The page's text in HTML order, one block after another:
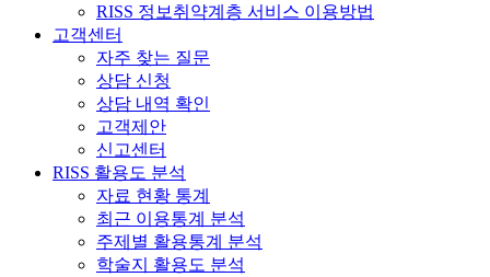
RISS 정보취약계층 서비스 이용방법
고객센터
자주 찾는 질문
상담 신청
상담 내역 확인
고객제안
신고센터
RISS 활용도 분석
자료 현황 통계
최근 이용통계 분석
주제별 활용통계 분석
학술지 활용도 분석